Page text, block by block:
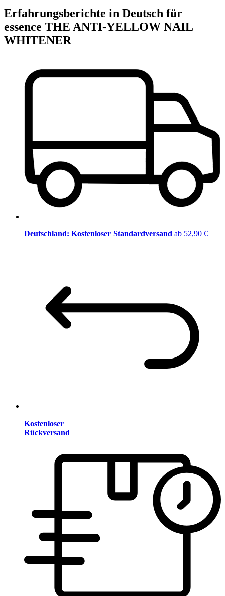
Erfahrungsberichte in Deutsch für
essence THE ANTI-YELLOW NAIL
WHITENER
Deutschland: Kostenloser Standardversand ab 52,90 €
Kostenloser
Rückversand